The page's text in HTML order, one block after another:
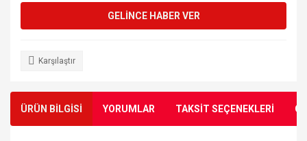
GELİNCE HABER VER
Karşılaştır
ÜRÜN BİLGİSİ YORUMLAR TAKSİT SEÇENEKLERİ